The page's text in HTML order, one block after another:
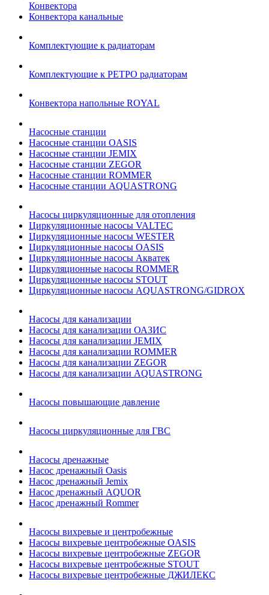
Конвектора
Конвектора канальные
Комплектующие к радиаторам
Комплектующие к РЕТРО радиаторам
Конвектора напольные ROYAL
Насосные станции
Насосные станции OASIS
Насосные станции JEMIX
Насосные станции ZEGOR
Насосные станции ROMMER
Насосные станции AQUASTRONG
Насосы циркуляционные для отопления
Циркуляционные насосы VALTEC
Циркуляционные насосы WESTER
Циркуляционные насосы OASIS
Циркуляционные насосы Акватек
Циркуляционные насосы ROMMER
Циркуляционные насосы STOUT
Циркуляционные насосы AQUASTRONG/GIDROX
Насосы для канализации
Насосы для канализации ОАЗИС
Насосы для канализации JEMIX
Насосы для канализации ROMMER
Насосы для канализации ZEGOR
Насосы для канализации AQUASTRONG
Насосы повышающие давление
Насосы циркуляционные для ГВС
Насосы дренажные
Насос дренажный Oasis
Насос дренажный Jemix
Насос дренажный AQUOR
Насос дренажный Rommer
Насосы вихревые и центробежные
Насосы вихревые центробежные OASIS
Насосы вихревые центробежные ZEGOR
Насосы вихревые центробежные STOUT
Насосы вихревые центробежные ДЖИЛЕКС